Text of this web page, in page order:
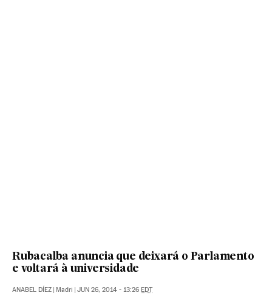
Rubacalba anuncia que deixará o Parlamento
e voltará à universidade
ANABEL DÍEZ | Madri | JUN 26, 2014 - 13:26 EDT